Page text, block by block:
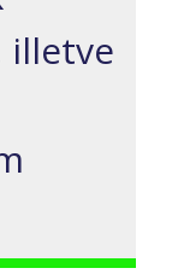
illetve